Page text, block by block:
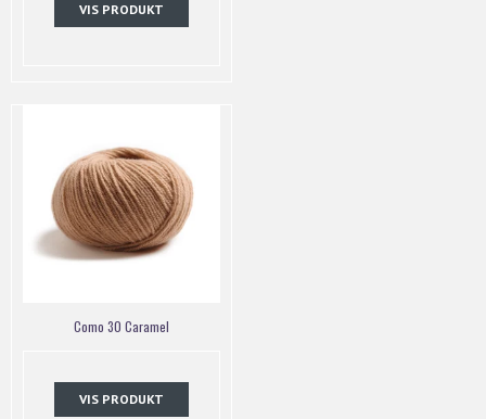
VIS PRODUKT
Como 30 Caramel
VIS PRODUKT